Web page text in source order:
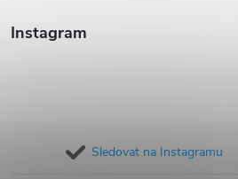
Instagram
Sledovat na Instagramu